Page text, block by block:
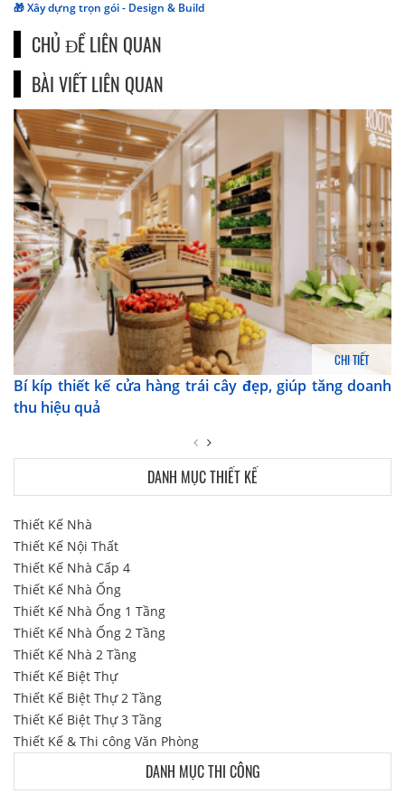
🎁 Xây dựng trọn gói - Design & Build
CHỦ ĐỀ LIÊN QUAN
BÀI VIẾT LIÊN QUAN
CHI TIẾT
Bí kíp thiết kế cửa hàng trái cây đẹp, giúp tăng doanh
thu hiệu quả
DANH MỤC THIẾT KẾ
Thiết Kế Nhà
Thiết Kế Nội Thất
Thiết Kế Nhà Cấp 4
Thiết Kế Nhà Ống
Thiết Kế Nhà Ống 1 Tầng
Thiết Kế Nhà Ống 2 Tầng
Thiết Kế Nhà 2 Tầng
Thiết Kế Biệt Thự
Thiết Kế Biệt Thự 2 Tầng
Thiết Kế Biệt Thự 3 Tầng
Thiết Kế & Thi công Văn Phòng
DANH MỤC THI CÔNG